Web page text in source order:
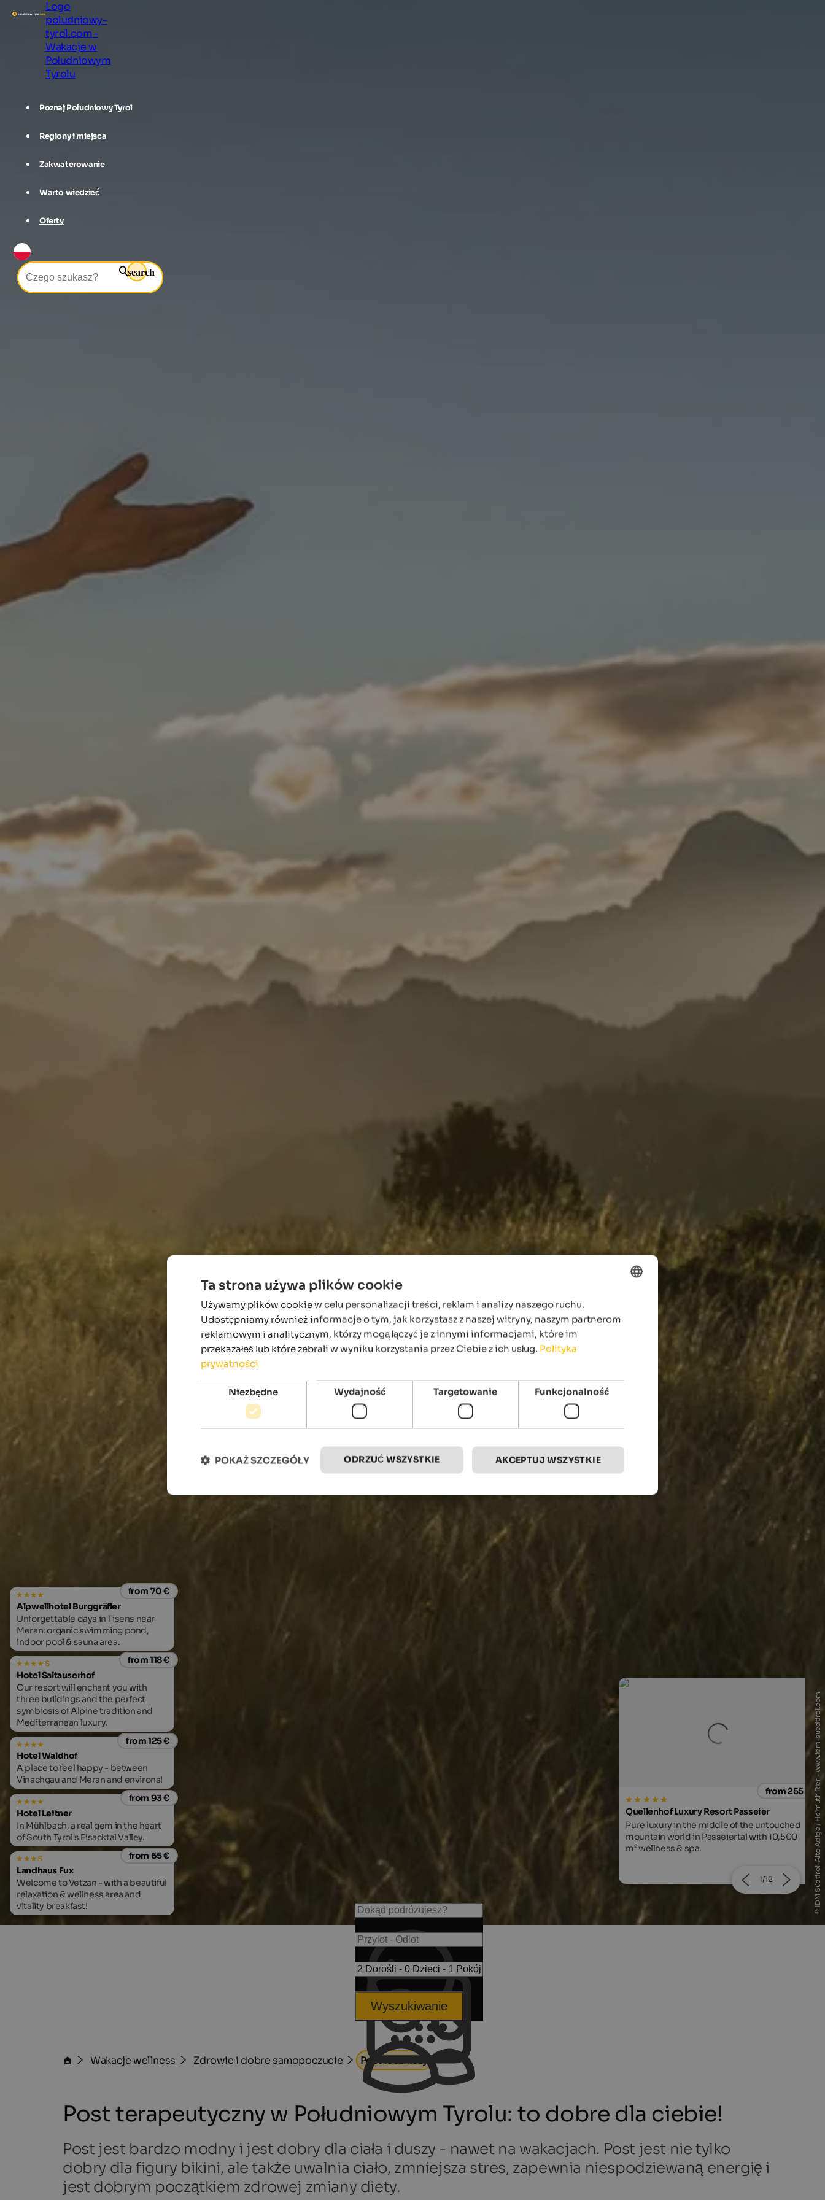
Logo
poludniowy-
tyrol.com -
Wakacje w
Południowym
Tyrolu
Poznaj Południowy Tyrol
Regiony i miejsca
Zakwaterowanie
Warto wiedzieć
Oferty
search
from 70 €
Alpwellhotel Burggräfler
Unforgettable days in Tisens near
Meran: organic swimming pond,
indoor pool & sauna area.
from 118 €
s
Hotel Saltauserhof
Our resort will enchant you with
three buildings and the perfect
symbiosis of Alpine tradition and
Mediterranean luxury.
from 125 €
Hotel Waldhof
A place to feel happy - between
Vinschgau and Meran and environs!
from 93 €
Hotel Leitner
In Mühlbach, a real gem in the heart
of South Tyrol's Eisacktal Valley.
from 65 €
s
Landhaus Fux
Welcome to Vetzan - with a beautiful
relaxation & wellness area and
vitality breakfast!
from 255 €
Quellenhof Luxury Resort Passeier
Pure luxury in the middle of the untouched
mountain world in Passeiertal with 10,500
from 205
WINKLER 5-Star Design Hotel
Breathtaking views and a fabulous spa area
at the foot of Mt. Kronplatz await you!
2/12 © IDM Südtirol-Alto Adige / Helmuth Rier - www.idm-suedtirol.com
Wyszukiwanie
Wakacje wellness Zdrowie i dobre samopoczucie Post leczniczy
Post terapeutyczny w Południowym Tyrolu: to dobre dla ciebie!
Post jest bardzo modny i jest dobry dla ciała i duszy - nawet na wakacjach. Post jest nie tylko
dobry dla figury bikini, ale także uwalnia ciało, zmniejsza stres, zapewnia niespodziewaną energię i
jest dobrym początkiem zdrowej zmiany diety.
POLISH
Ta strona używa plików cookie
Używamy plików cookie w celu personalizacji treści, reklam i analizy naszego ruchu.
Udostępniamy również informacje o tym, jak korzystasz z naszej witryny, naszym partnerom
reklamowym i analitycznym, którzy mogą łączyć je z innymi informacjami, które im
przekazałeś lub które zebrali w wyniku korzystania przez Ciebie z ich usług. Polityka
prywatności
Niezbędne Wydajność Targetowanie Funkcjonalność
AKCEPTUJ WSZYSTKIE
ODRZUĆ WSZYSTKIE
POKAŻ SZCZEGÓŁY